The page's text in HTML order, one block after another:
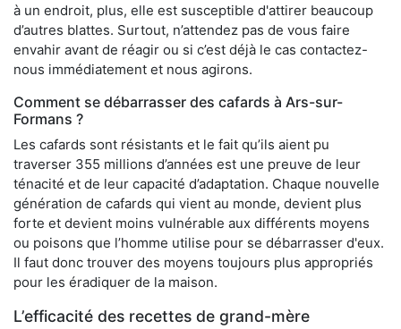
à un endroit, plus, elle est susceptible d'attirer beaucoup
d’autres blattes. Surtout, n’attendez pas de vous faire
envahir avant de réagir ou si c’est déjà le cas contactez-
nous immédiatement et nous agirons.
Comment se débarrasser des cafards à Ars-sur-
Formans ?
Les cafards sont résistants et le fait qu’ils aient pu
traverser 355 millions d’années est une preuve de leur
ténacité et de leur capacité d’adaptation. Chaque nouvelle
génération de cafards qui vient au monde, devient plus
forte et devient moins vulnérable aux différents moyens
ou poisons que l’homme utilise pour se débarrasser d'eux.
Il faut donc trouver des moyens toujours plus appropriés
pour les éradiquer de la maison.
L’efficacité des recettes de grand-mère